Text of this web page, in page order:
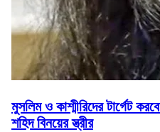
মুসলিম ও কাশ্মীরিদের টার্গেট
শহিদ বিনয়ের স্ত্রীর